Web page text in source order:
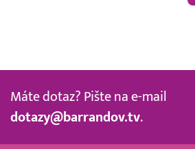
Máte dotaz? Pište na e-mail
dotazy@barrandov.tv.